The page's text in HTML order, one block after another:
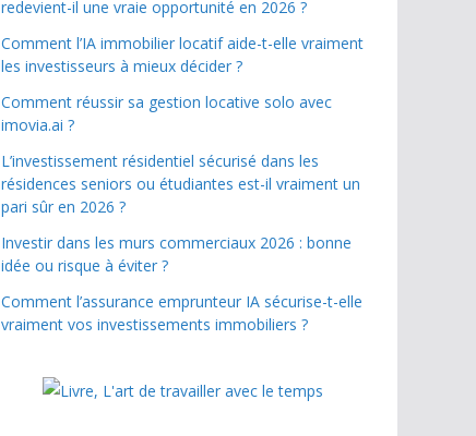
redevient-il une vraie opportunité en 2026 ?
Comment l’IA immobilier locatif aide-t-elle vraiment
les investisseurs à mieux décider ?
Comment réussir sa gestion locative solo avec
imovia.ai ?
L’investissement résidentiel sécurisé dans les
résidences seniors ou étudiantes est-il vraiment un
pari sûr en 2026 ?
Investir dans les murs commerciaux 2026 : bonne
idée ou risque à éviter ?
Comment l’assurance emprunteur IA sécurise-t-elle
vraiment vos investissements immobiliers ?